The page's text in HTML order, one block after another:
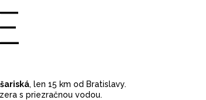
, len 15 km od Bratislavy.
s priezračnou vodou.